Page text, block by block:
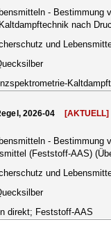
-
nach
und
2026-04 [AKTUELL]
-
(Feststoff-AAS)
und
direkt; Feststoff-AAS